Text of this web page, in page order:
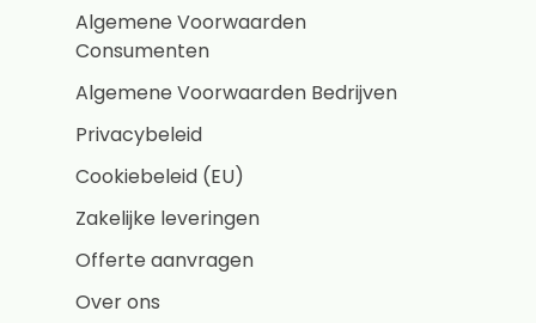
Algemene Voorwaarden
Consumenten
Algemene Voorwaarden Bedrijven
Privacybeleid
Cookiebeleid (EU)
Zakelijke leveringen
Offerte aanvragen
Over ons